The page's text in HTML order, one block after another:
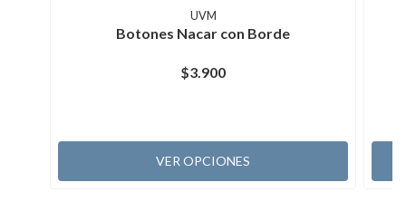
UVM
Botones Nacar con Borde
$3.900
VER OPCIONES